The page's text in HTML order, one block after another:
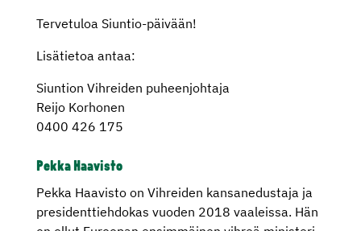
Tervetuloa Siuntio-päivään!
Lisätietoa antaa:
Siuntion Vihreiden puheenjohtaja
Reijo Korhonen
0400 426 175
Pekka Haavisto
Pekka Haavisto on Vihreiden kansanedustaja ja
presidenttiehdokas vuoden 2018 vaaleissa. Hän